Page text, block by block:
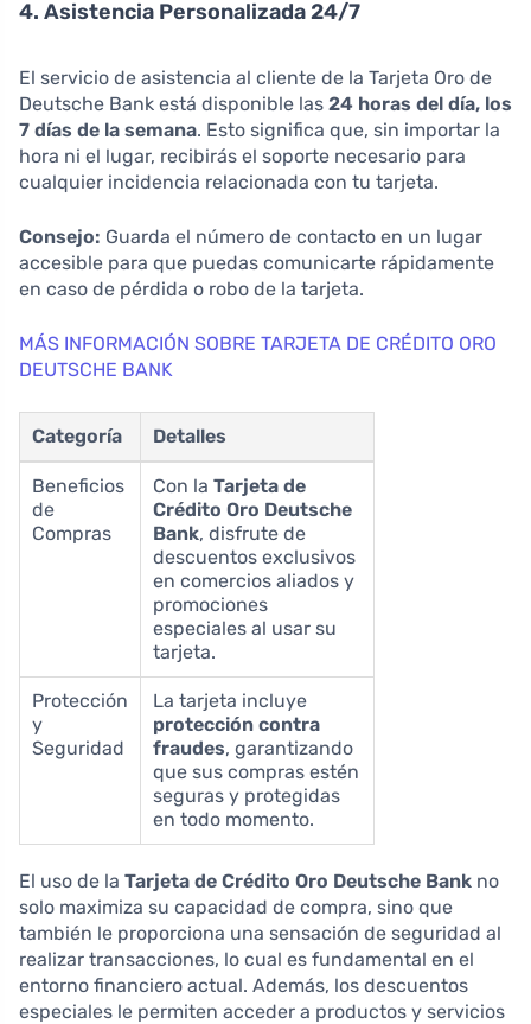
4. Asistencia Personalizada 24/7
El servicio de asistencia al cliente de la Tarjeta Oro de
Deutsche Bank está disponible las 24 horas del día, los
7 días de la semana. Esto significa que, sin importar la
hora ni el lugar, recibirás el soporte necesario para
cualquier incidencia relacionada con tu tarjeta.
Consejo: Guarda el número de contacto en un lugar
accesible para que puedas comunicarte rápidamente
en caso de pérdida o robo de la tarjeta.
MÁS INFORMACIÓN SOBRE TARJETA DE CRÉDITO ORO
DEUTSCHE BANK
Categoría Detalles
Beneficios
de
Compras
Con la Tarjeta de
Crédito Oro Deutsche
Bank, disfrute de
descuentos exclusivos
en comercios aliados y
promociones
especiales al usar su
tarjeta.
Protección
y
Seguridad
La tarjeta incluye
protección contra
fraudes, garantizando
que sus compras estén
seguras y protegidas
en todo momento.
El uso de la Tarjeta de Crédito Oro Deutsche Bank no
solo maximiza su capacidad de compra, sino que
también le proporciona una sensación de seguridad al
realizar transacciones, lo cual es fundamental en el
entorno financiero actual. Además, los descuentos
especiales le permiten acceder a productos y servicios